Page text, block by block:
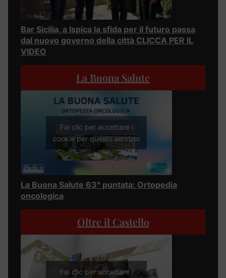
Bar Sicilia, a Ispica la sfida per il futuro passa
dal nuovo governo della città CLICCA PER IL
VIDEO
La Buona Salute
Fai clic per accettare i
cookie per questo servizio
La Buona Salute 63° puntata: Ortopedia
oncologica
Oltre il Castello
Fai clic per accettare i